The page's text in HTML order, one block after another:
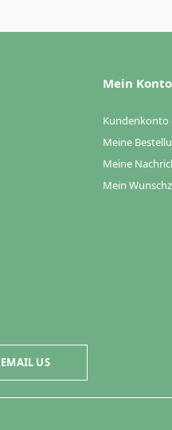
Mein Konto
Kundenkonto
Meine
Meine
Mein
EMAIL US